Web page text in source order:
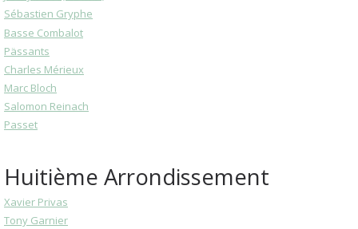
Sébastien Gryphe
Basse Combalot
Pässants
Charles Mérieux
Marc Bloch
Salomon Reinach
Passet
Huitième Arrondissement
Xavier Privas
Tony Garnier